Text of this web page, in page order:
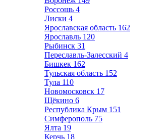
Россошь 4
Лиски 4
Ярославская область 162
Ярославль 120
Рыбинск 31
Переславль-Залесский 4
Бишкек 162
Тульская область 152
Тула 110
Новомосковск 17
Щёкино 6
Республика Крым 151
Симферополь 75
Ялта 19
Керчь 18